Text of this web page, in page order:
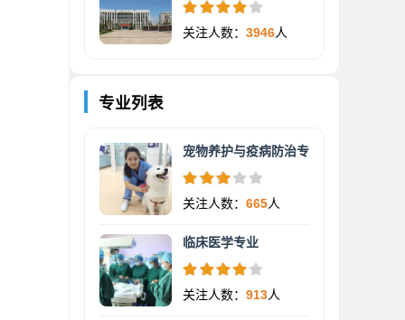
关注人数： 3946人
专业列表
宠物养护与疫病防治专
关注人数： 665人
临床医学专业
关注人数： 913人